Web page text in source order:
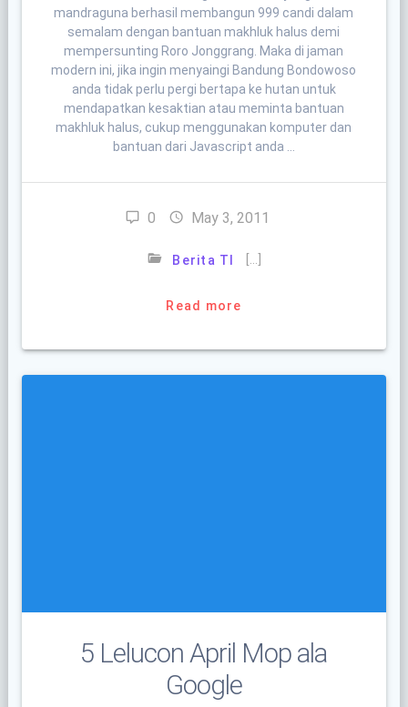
mandraguna berhasil membangun 999 candi dalam
semalam dengan bantuan makhluk halus demi
mempersunting Roro Jonggrang. Maka di jaman
modern ini, jika ingin menyaingi Bandung Bondowoso
anda tidak perlu pergi bertapa ke hutan untuk
mendapatkan kesaktian atau meminta bantuan
makhluk halus, cukup menggunakan komputer dan
bantuan dari Javascript anda …
0 May 3, 2011
Berita TI
Read more
5 Lelucon April Mop ala
Google